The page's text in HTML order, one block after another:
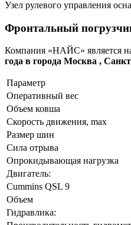
Узел рулевого управления
Фронтальный
Компания «НАЙС» является
года в города Москва ,
Параметр
Оперативный вес
Объем ковша
Скорость движения, max
Размер шин
Сила отрыва
Опрокидывающая нагрузка
Двигатель:
Cummins QSL 9
Объем
Гидравлика: